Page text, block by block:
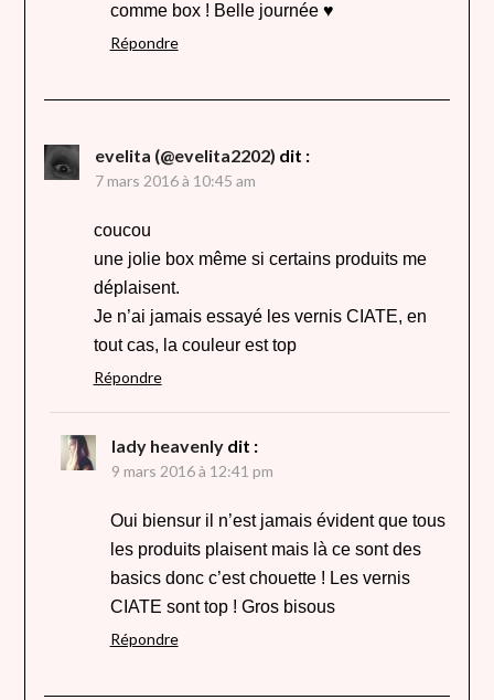
comme box ! Belle journée ♥
Répondre
evelita (@evelita2202) dit :
7 mars 2016 à 10:45 am
coucou
une jolie box même si certains produits me
déplaisent.
Je n’ai jamais essayé les vernis CIATE, en
tout cas, la couleur est top
Répondre
lady heavenly dit :
9 mars 2016 à 12:41 pm
Oui biensur il n’est jamais évident que tous
les produits plaisent mais là ce sont des
basics donc c’est chouette ! Les vernis
CIATE sont top ! Gros bisous
Répondre